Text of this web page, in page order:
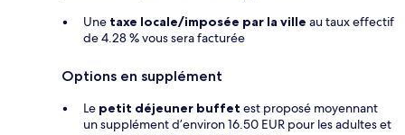
Une taxe locale/imposée par la ville au taux effectif
de 4.28 % vous sera facturée
Options en supplément
Le petit déjeuner buffet est proposé moyennant
un supplément d’environ 16.50 EUR pour les adultes et